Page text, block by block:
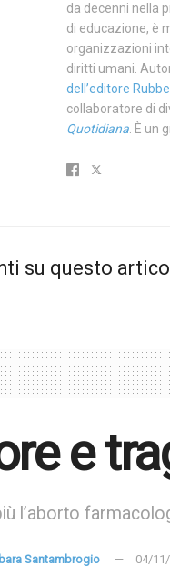
da decenni nella
di educazione, è
organizzazioni
diritti umani.
dell’editore
collaboratore di
Quotidiana . È
su questo
e
l’aborto
Santambrogio 04/